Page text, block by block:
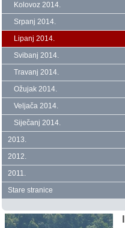
Kolovoz 2014.
Srpanj 2014.
Lipanj 2014.
Svibanj 2014.
Travanj 2014.
Ožujak 2014.
Veljača 2014.
Siječanj 2014.
2013.
2012.
2011.
Stare stranice